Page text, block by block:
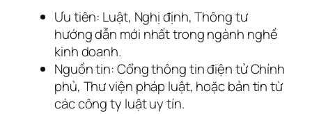
Ưu tiên: Luật, Nghị định, Thông tư
hướng dẫn mới nhất trong ngành nghề
kinh doanh.
Nguồn tin:Cổng thông tin điện tử Chính
phủ, Thư viện pháp luật, hoặc bản tin từ
các công ty luật uy tín.